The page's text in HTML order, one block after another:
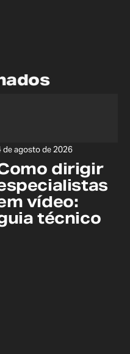
dirigir
vídeo:
técnico
de agosto de 2026